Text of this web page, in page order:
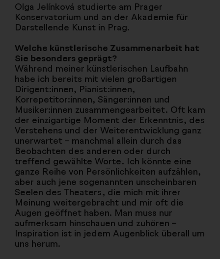
Olga Jelínková studierte am Prager
Konservatorium und an der Akademie für
Darstellende Kunst in Prag.
Welche künstlerische Zusammenarbeit hat
Sie besonders geprägt?
Während meiner künstlerischen Laufbahn
habe ich bereits mit vielen großartigen
Dirigent:innen, Pianist:innen,
Korrepetitor:innen, Sänger:innen und
Musiker:innen zusammengearbeitet. Oft kam
der einzigartige Moment der Erkenntnis, des
Verstehens und der Weiterentwicklung ganz
unerwartet – manchmal allein durch das
Beobachten des anderen oder durch
treffend gewählte Worte. Ich könnte eine
ganze Reihe von Persönlichkeiten aufzählen,
aber auch jene sogenannten unscheinbaren
Seelen des Theaters, die mich mit ihrer
Meinung weitergebracht und mir oft die
Augen geöffnet haben. Man muss nur
aufmerksam hinschauen und zuhören –
Inspiration ist in jedem Augenblick überall um
uns herum.